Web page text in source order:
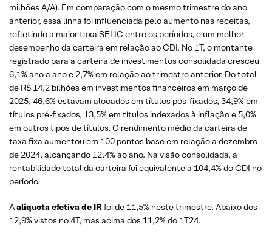
milhões A/A). Em comparação com o mesmo trimestre do ano
anterior, essa linha foi influenciada pelo aumento nas receitas,
refletindo a maior taxa SELIC entre os períodos, e um melhor
desempenho da carteira em relação ao CDI. No 1T, o montante
registrado para a carteira de investimentos consolidada cresceu
6,1% ano a ano e 2,7% em relação ao trimestre anterior. Do total
de R$ 14,2 bilhões em investimentos financeiros em março de
2025, 46,6% estavam alocados em títulos pós-fixados, 34,9% em
títulos pré-fixados, 13,5% em títulos indexados à inflação e 5,0%
em outros tipos de títulos. O rendimento médio da carteira de
taxa fixa aumentou em 100 pontos base em relação a dezembro
de 2024, alcançando 12,4% ao ano. Na visão consolidada, a
rentabilidade total da carteira foi equivalente a 104,4% do CDI no
período.
Aalíquota efetiva de IRfoi de 11,5% neste trimestre. Abaixo dos
12,9% vistos no 4T, mas acima dos 11,2% do 1T24.